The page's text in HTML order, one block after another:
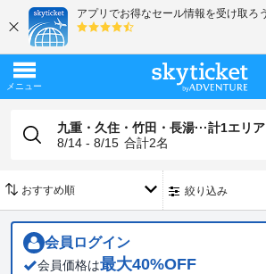
九重・久住・竹田・長湯···計1エリア
8/14 - 8/15 合計2名
絞り込み
会員ログイン
会員価格は最大40%OFF